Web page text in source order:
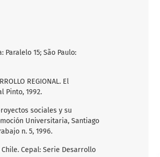
Paralelo 15; São Paulo:
REGIONAL. El
Pinto, 1992.
sociales y su
Universitaria, Santiago
n. 5, 1996.
Cepal: Serie Desarrollo